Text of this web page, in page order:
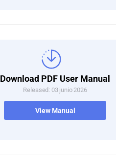
Download PDF User Manual
Released: 03 junio 2026
View Manual